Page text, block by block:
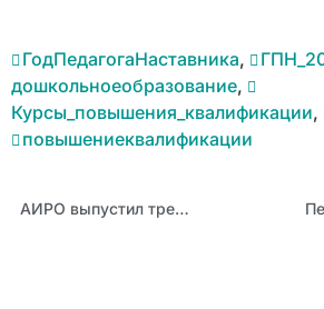
ГодПедагогаНаставника,
дошкольноеобразование,
Курсы_повышения_квалификации,
повышениеквалификации
АИРО выпустил третий в этом году номер журнала «Учитель Алтая»